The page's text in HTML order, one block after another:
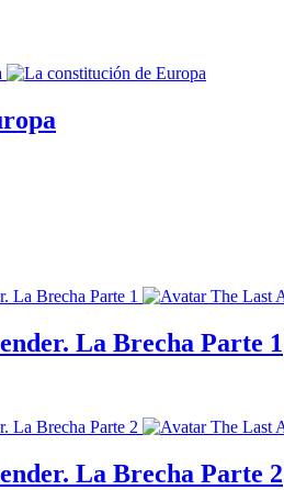
La Brecha Parte 1
La Brecha Parte 2